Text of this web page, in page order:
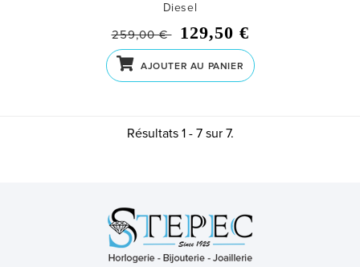
Diesel
259,00 € 129,50 €
AJOUTER AU PANIER
Résultats 1 - 7 sur 7.